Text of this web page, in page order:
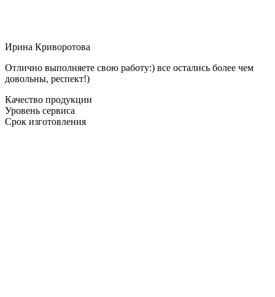
Ирина Криворотова
Отлично выполняете свою работу:) все остались более чем
довольны, респект!)
Качество продукции
Уровень сервиса
Срок изготовления